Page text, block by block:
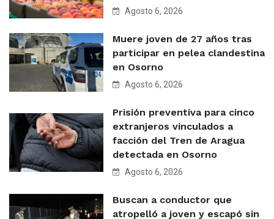
Agosto 6, 2026
Muere joven de 27 años tras
participar en pelea clandestina
en Osorno
Agosto 6, 2026
Prisión preventiva para cinco
extranjeros vinculados a
facción del Tren de Aragua
detectada en Osorno
Agosto 6, 2026
Buscan a conductor que
atropelló a joven y escapó sin